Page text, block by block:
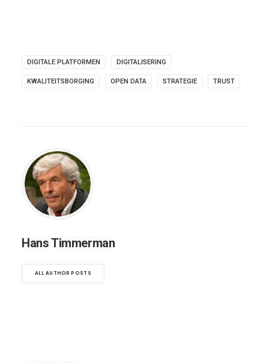
DIGITALE PLATFORMEN DIGITALISERING
KWALITEITSBORGING OPEN DATA STRATEGIE TRUST
Hans Timmerman
ALL AUTHOR POSTS